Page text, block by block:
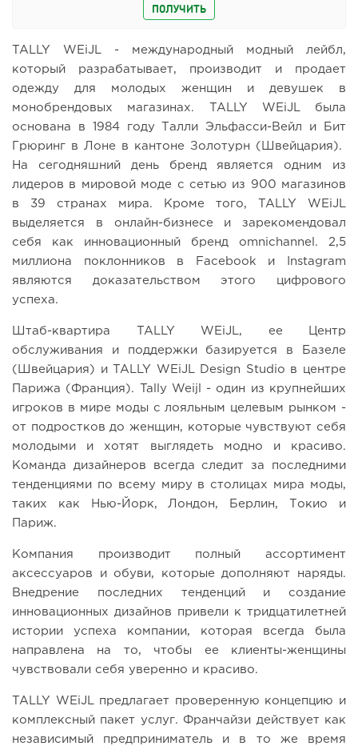
ПОЛУЧИТЬ
TALLY WEiJL - международный модный лейбл,
который разрабатывает, производит и продает
одежду для молодых женщин и девушек в
монобрендовых магазинах. TALLY WEiJL была
основана в 1984 году Талли Эльфасси-Вейл и Бит
Грюринг в Лоне в кантоне Золотурн (Швейцария).
На сегодняшний день бренд является одним из
лидеров в мировой моде с сетью из 900 магазинов
в 39 странах мира. Кроме того, TALLY WEiJL
выделяется в онлайн-бизнесе и зарекомендовал
себя как инновационный бренд omnichannel. 2,5
миллиона поклонников в Facebook и Instagram
являются доказательством этого цифрового
успеха.
Штаб-квартира TALLY WEiJL, ее Центр
обслуживания и поддержки базируется в Базеле
(Швейцария) и TALLY WEiJL Design Studio в центре
Парижа (Франция). Tally Weijl - один из крупнейших
игроков в мире моды с лояльным целевым рынком -
от подростков до женщин, которые чувствуют себя
молодыми и хотят выглядеть модно и красиво.
Команда дизайнеров всегда следит за последними
тенденциями по всему миру в столицах мира моды,
таких как Нью-Йорк, Лондон, Берлин, Токио и
Париж.
Компания производит полный ассортимент
аксессуаров и обуви, которые дополняют наряды.
Внедрение последних тенденций и создание
инновационных дизайнов привели к тридцатилетней
истории успеха компании, которая всегда была
направлена ​​на то, чтобы ее клиенты-женщины
чувствовали себя уверенно и красиво.
TALLY WEiJL предлагает проверенную концепцию и
комплексный пакет услуг. Франчайзи действует как
независимый предприниматель и в то же время